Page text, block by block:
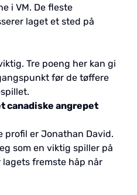
i VM. De fleste
laget et sted på
Tre poeng her kan gi
før de tøffere
canadiske angrepet
profil er Jonathan David.
som en viktig spiller på
fremste håp når